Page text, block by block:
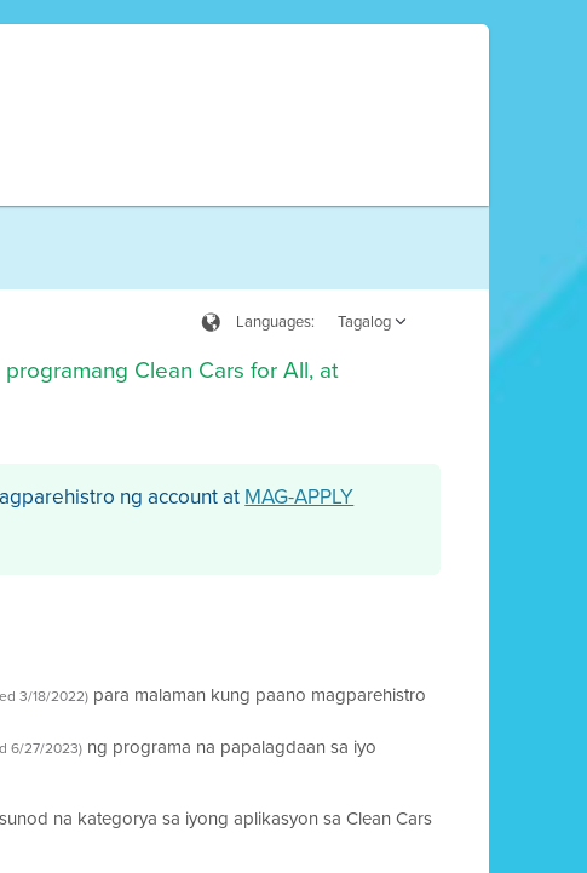
Languages: Tagalog
Clean Cars for All, at
ng account atMAG-APPLY
3/18/2022) para malaman kung paano magparehistro
6/27/2023) ng programa na papalagdaan sa iyo
na kategorya sa iyong aplikasyon sa Clean Cars